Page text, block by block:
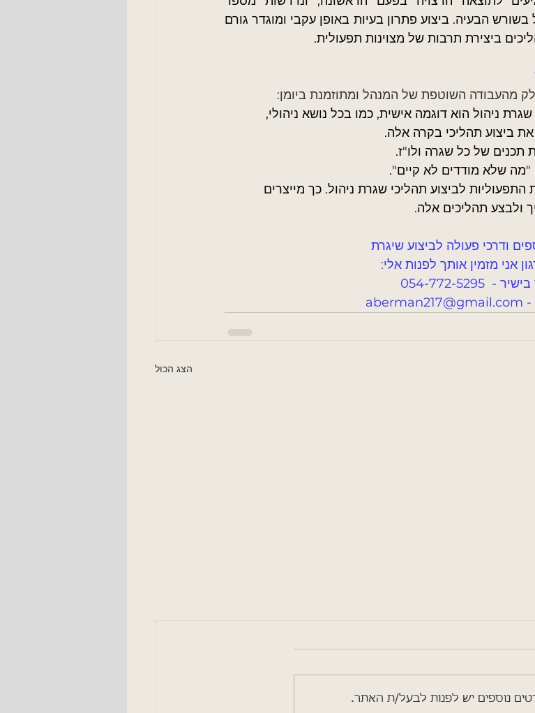
ביצירת תרבות של מצוינות תפעולית.
מהעבודה השוטפת של המנהל ומתוזמנת ביומן:
ניהול הוא דוגמה אישית, כמו בכל נושא ניהולי,
ביצוע תהליכי בקרה אלה.
תכנים של כל שגרה ולו"ז.
שלא מודדים לא קיים".
לביצוע תהליכי שגרת ניהול. כך מייצרים
ולבצע תהליכים אלה.
ודרכי פעולה לביצוע שיגרת
אני מזמין אותך לפנות אלי:
-  054-772-5295
-
aberman217@gmail.com
הצג הכול
נוספים יש לפנות לבעל/ת האתר.